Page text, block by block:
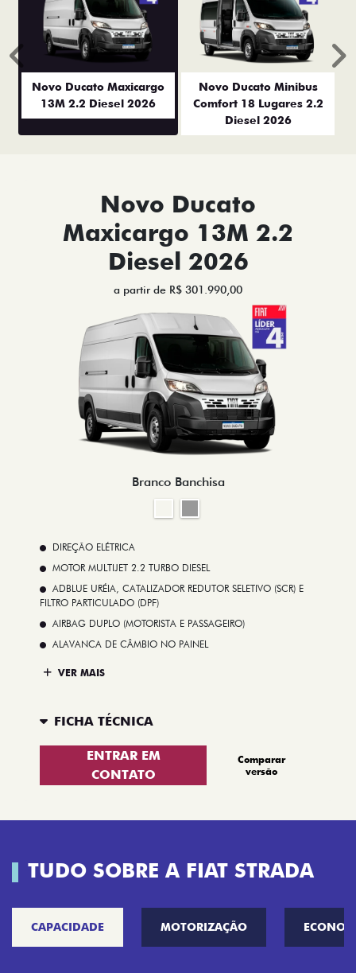
Novo Ducato Maxicargo
13M 2.2 Diesel 2026
Novo Ducato Minibus
Comfort 18 Lugares 2.2
Diesel 2026
Anterior
Novo Ducato
Maxicargo 13M 2.2
Diesel 2026
a partir de R$ 301.990,00
Branco Banchisa
DIREÇÃO ELÉTRICA
MOTOR MULTIJET 2.2 TURBO DIESEL
ADBLUE URÉIA, CATALIZADOR REDUTOR SELETIVO (SCR) E
FILTRO PARTICULADO (DPF)
AIRBAG DUPLO (MOTORISTA E PASSAGEIRO)
ALAVANCA DE CÂMBIO NO PAINEL
VER MAIS
FICHA TÉCNICA
ENTRAR EM
CONTATO
Comparar
versão
TUDO SOBRE A FIAT STRADA
CAPACIDADE MOTORIZAÇÃO